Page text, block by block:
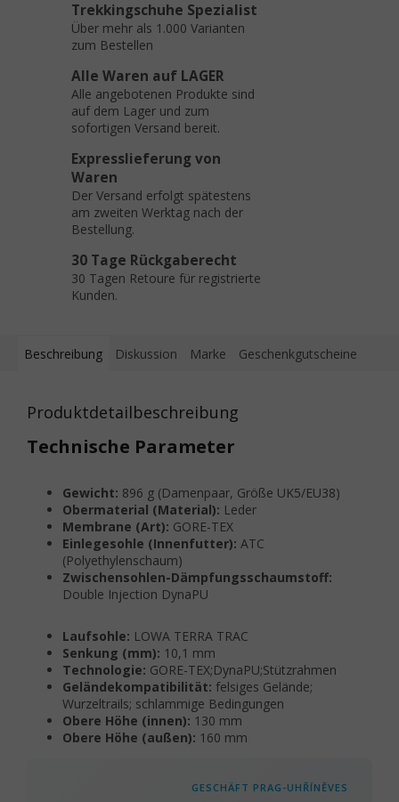
Trekkingschuhe Spezialist
Über mehr als 1.000 Varianten
zum Bestellen
Alle Waren auf LAGER
Alle angebotenen Produkte sind
auf dem Lager und zum
sofortigen Versand bereit.
Expresslieferung von
Waren
Der Versand erfolgt spätestens
am zweiten Werktag nach der
Bestellung.
30 Tage Rückgaberecht
30 Tagen Retoure für registrierte
Kunden.
Beschreibung Diskussion Marke Geschenkgutscheine
Produktdetailbeschreibung
Technische Parameter
Gewicht: 896 g (Damenpaar, Größe UK5/EU38)
Obermaterial (Material): Leder
Membrane (Art): GORE-TEX
Einlegesohle (Innenfutter): ATC
(Polyethylenschaum)
Zwischensohlen-Dämpfungsschaumstoff:
Double Injection DynaPU
Laufsohle: LOWA TERRA TRAC
Senkung (mm): 10,1 mm
Technologie: GORE-TEX;DynaPU;Stützrahmen
Geländekompatibilität: felsiges Gelände;
Wurzeltrails; schlammige Bedingungen
Obere Höhe (innen): 130 mm
Obere Höhe (außen): 160 mm
GESCHÄFT PRAG-UHŘÍNĚVES